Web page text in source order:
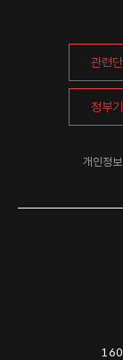
개인정